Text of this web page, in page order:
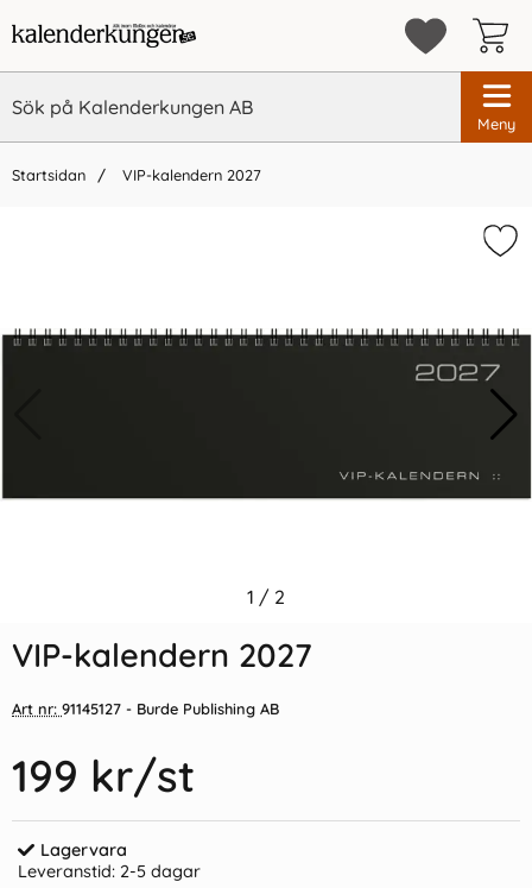
Meny
Startsidan VIP-kalendern 2027
55 kr/st
1 / 2
VIP-kalendern 2027
Art nr: 91145127 - Burde Publishing AB
199 kr/st
Lagervara
Leveranstid: 2-5 dagar